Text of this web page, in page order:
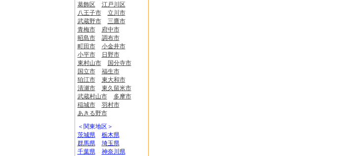
葛飾区
江戸川区
八王子市
立川市
武蔵野市
三鷹市
青梅市
府中市
昭島市
調布市
町田市
小金井市
小平市
日野市
東村山市
国分寺市
国立市
福生市
狛江市
東大和市
清瀬市
東久留米市
武蔵村山市
多摩市
稲城市
羽村市
あきる野市
＜関東地区＞
茨城県
栃木県
群馬県
埼玉県
千葉県
神奈川県